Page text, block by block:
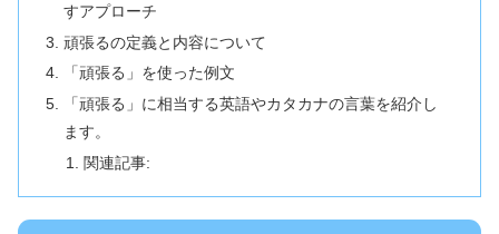
すアプローチ
頑張るの定義と内容について
「頑張る」を使った例文
「頑張る」に相当する英語やカタカナの言葉を紹介し
ます。
関連記事: